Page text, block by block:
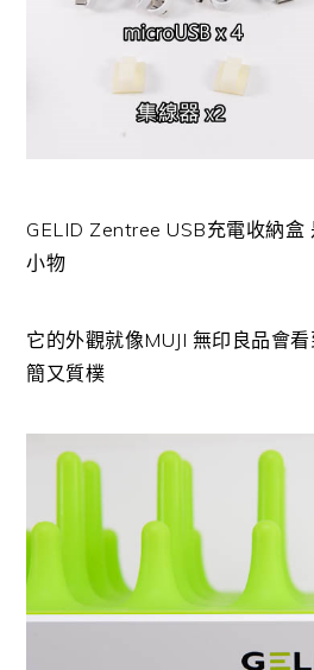
GELID Zentree USB充電收納盒
小物
它的外觀就像MUJI 無印良品會
簡又質樸